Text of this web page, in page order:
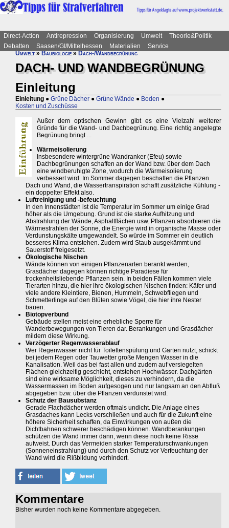
Direct-Action Antirepression Organisierung Umwelt
Theorie&Politik
Debatten
Saasen/GI/Mittelhessen Materialien
Service
Umwelt»Baubiologie»Dach-/Wandbegrünung
DACH- UND WANDBEGRÜNUNG
Einleitung
Einleitung ● Grüne Dächer ● Grüne Wände ● Boden ●
Kosten und Zuschüsse
Außer dem optischen Gewinn gibt es eine Vielzahl weiterer
Gründe für die Wand- und Dachbegrünung. Eine richtig angelegte
Begrünung bringt ...
Wärmeisolierung
Insbesondere wintergrüne Wandranker (Efeu) sowie
Dachbegrünungen schaffen an der Wand bzw. über dem Dach
eine windberuhigte Zone, wodurch die Wärmeisolierung
verbessert wird. Im Sommer dagegen beschatten die Pflanzen
Dach und Wand, die Wassertranspiration schafft zusätzliche Kühlung -
ein doppelter Effekt also.
Luftreinigung und -befeuchtung
In den Innenstädten ist die Temperatur im Sommer um einige Grad
höher als die Umgebung. Grund ist die starke Aufhitzung und
Abstrahlung der Wände, Asphaltflächen usw. Pflanzen absorbieren die
Wärmestrahlen der Sonne, die Energie wird in organische Masse oder
Verdunstungskälte umgewandelt. So würde im Sommer ein deutlich
besseres Klima entstehen. Zudem wird Staub ausgekämmt und
Sauerstoff freigesetzt.
Ökologische Nischen
Wände können von einigen Pflanzenarten berankt werden,
Grasdächer dagegen können richtige Paradiese für
trockenheitsliebende Pflanzen sein. In beiden Fällen kommen viele
Tierarten hinzu, die hier ihre ökologischen Nischen finden: Käfer und
viele andere Kleintiere, Bienen, Hummeln, Schwebfliegen und
Schmetterlinge auf den Blüten sowie Vögel, die hier ihre Nester
bauen.
Biotopverbund
Gebäude stellen meist eine erhebliche Sperre für
Wanderbewegungen von Tieren dar. Berankungen und Grasdächer
mildern diese Wirkung.
Verzögerter Regenwasserablauf
Wer Regenwasser nicht für Toilettenspülung und Garten nutzt, schickt
bei jedem Regen oder Tauwetter große Mengen Wasser in die
Kanalisation. Weil das bei fast allen und zudem auf versiegelten
Flächen gleichzeitig geschieht, entstehen Hochwässer. Dachgärten
sind eine wirksame Möglichkeit, dieses zu verhindern, da die
Wassermassen im Boden aufgesogen und nur langsam an den Abfluß
abgegeben bzw. über die Pflanzen verdunstet wird.
Schutz der Bausubstanz
Gerade Flachdächer werden oftmals undicht. Die Anlage eines
Grasdaches kann Lecks verschließen und auch für die Zukunft eine
höhere Sicherheit schaffen, da Einwirkungen von außen die
Dichtbahnen schwerer beschädigen können. Wandberankungen
schützen die Wand immer dann, wenn diese noch keine Risse
aufweist. Durch das Vermeiden starker Temperaturschwankungen
(Sonneneinstrahlung) und durch den Schutz vor Verfeuchtung der
Wand wird die Rißbildung verhindert.
Kommentare
Bisher wurden noch keine Kommentare abgegeben.